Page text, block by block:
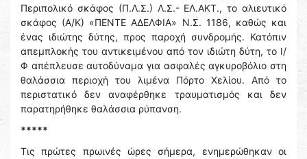
Περιπολικό σκάφος (Π.Λ.Σ.) Λ.Σ.- ΕΛ.ΑΚΤ., το αλιευτικό
σκάφος (Α/Κ) «ΠΕΝΤΕ ΑΔΕΛΦΙΑ» Ν.Σ. 1186, καθώς και
ένας ιδιώτης δύτης, προς παροχή συνδρομής. Κατόπιν
απεμπλοκής του αντικειμένου από τον ιδιώτη δύτη, το Ι/
Φ απέπλευσε αυτοδύναμα για ασφαλές αγκυροβόλιο στη
θαλάσσια περιοχή του λιμένα Πόρτο Χελίου. Από το
περιστατικό δεν αναφέρθηκε τραυματισμός και δεν
παρατηρήθηκε θαλάσσια ρύπανση.
*****
Τις πρώτες πρωινές ώρες σήμερα, ενημερώθηκαν οι